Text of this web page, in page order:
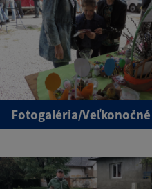
Fotogaléria/